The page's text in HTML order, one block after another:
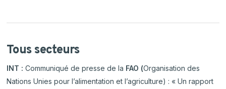
Tous secteurs
INT :Communiqué de presse de la FAO (Organisation des
Nations Unies pour l’alimentation et l’agriculture) : « Un rapport